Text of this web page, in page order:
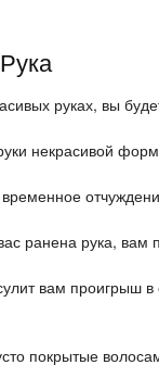
руках, вы
некрасивой
временное
ранена рука, вам
вам проигрыш
покрытые